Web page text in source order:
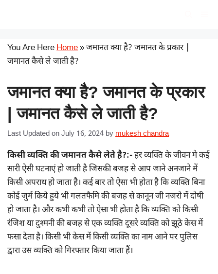
You Are HereHome»जमानत क्या है? जमानत के प्रकार |
जमानत कैसे ले जाती है?
जमानत क्या है? जमानत के प्रकार
| जमानत कैसे ले जाती है?
Last Updated on July 16, 2024 by mukesh chandra
किसी व्यक्ति की जमानत कैसे लेते है?:-हर व्यक्ति के जीवन मे कई
सारी ऐसी घटनाएं हो जाती है जिसकी बजह से आप जाने अनजाने में
किसी अपराध हो जाता है। कई बार तो ऐसा भी होता है कि व्यक्ति बिना
कोई जुर्म किये हुये भी गलतफैमि की बजह से कानून जी नजरो में दोषी
हो जाता है। और कभी कभी तो ऐसा भी होता है कि व्यक्ति को किसी
रंजिश या दुश्मनी की बजह से एक व्यक्ति दूसरे व्यक्ति को झूठे केस में
फसा देता है। किसी भी केस में किसी व्यक्ति का नाम आने पर पुलिस
द्वारा उस व्यक्ति को गिरफ्तार किया जाता हैं।